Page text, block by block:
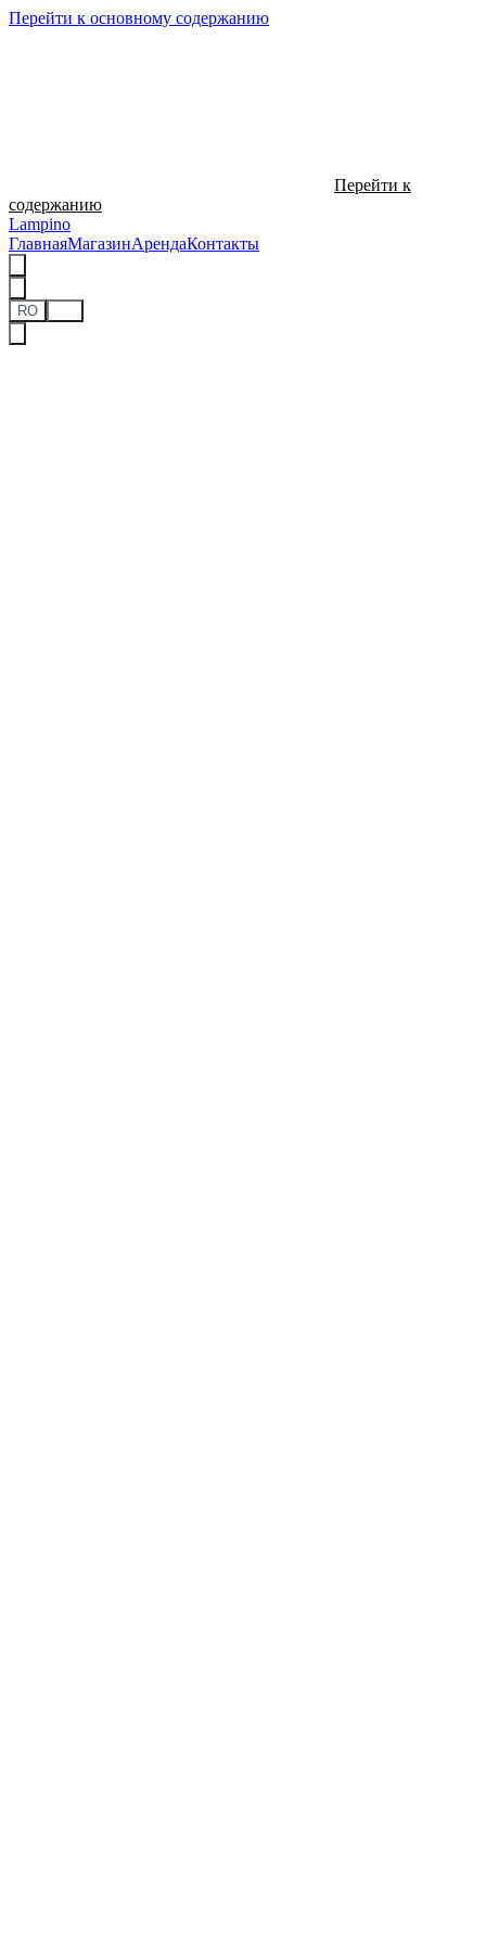
Перейти к основному содержанию
Перейти к
содержанию
Lampino
ГлавнаяМагазинАрендаКонтакты
RO